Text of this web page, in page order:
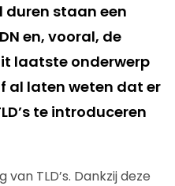
staan een
en, vooral, de
laatste onderwerp
al laten weten dat er
te introduceren
TLD’s. Dankzij deze